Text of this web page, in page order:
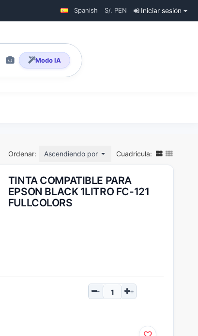
Spanish S/. PEN Iniciar sesión
Modo IA
Cuadricula:
Ordenar: Ascendiendo por nombre
TINTA COMPATIBLE PARA
EPSON BLACK 1LITRO FC-121
FULLCOLORS